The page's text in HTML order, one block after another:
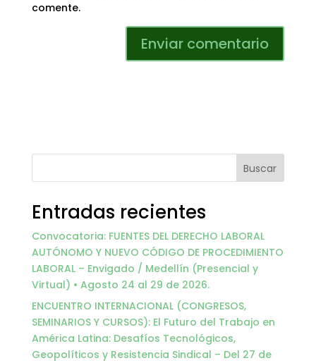
comente.
Buscar
Entradas recientes
Convocatoria: FUENTES DEL DERECHO LABORAL
AUTÓNOMO Y NUEVO CÓDIGO DE PROCEDIMIENTO
LABORAL – Envigado / Medellín (Presencial y
Virtual) • Agosto 24 al 29 de 2026.
ENCUENTRO INTERNACIONAL (CONGRESOS,
SEMINARIOS Y CURSOS): El Futuro del Trabajo en
América Latina: Desafíos Tecnológicos,
Geopolíticos y Resistencia Sindical – Del 27 de